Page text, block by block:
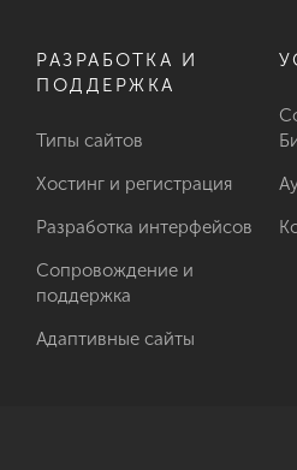
РАЗРАБОТКА И
ПОДДЕРЖКА
Типы сайтов
Хостинг и регистрация
Разработка интерфейсов
Сопровождение и
поддержка
Адаптивные сайты